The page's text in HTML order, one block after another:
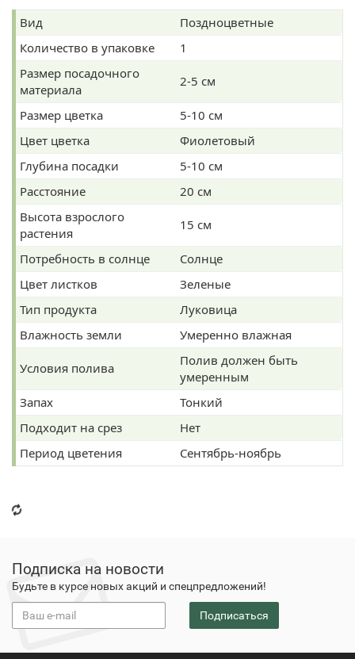
Вид
Поздноцветные
Количество в упаковке
1
Размер посадочного
материала
2-5 см
Размер цветка
5-10 см
Цвет цветка
Фиолетовый
Глубина посадки
5-10 см
Расстояние
20 см
Высота взрослого
растения
15 см
Потребность в солнце
Солнце
Цвет листков
Зеленые
Тип продукта
Луковица
Влажность земли
Умеренно влажная
Условия полива
Полив должен быть
умеренным
Запах
Тонкий
Подходит на срез
Нет
Период цветения
Сентябрь-ноябрь
Подписка на новости
Будьте в курсе новых акций и спецпредложений!
Подписаться